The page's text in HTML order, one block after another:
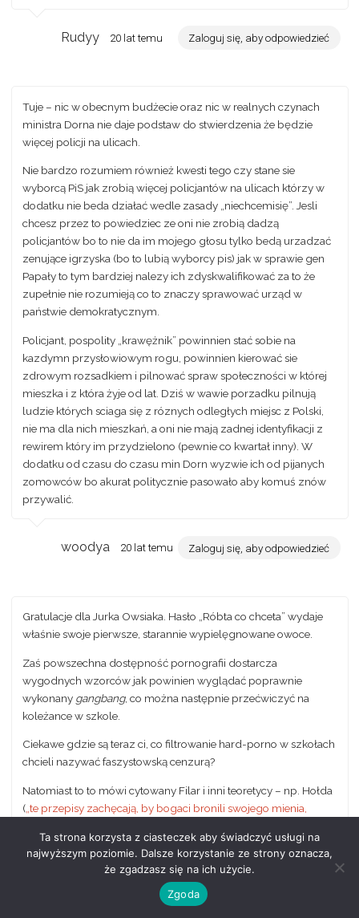
Rudyy 20 lat temu Zaloguj się, aby odpowiedzieć
Tuje – nic w obecnym budżecie oraz nic w realnych czynach
ministra Dorna nie daje podstaw do stwierdzenia że będzie
więcej policji na ulicach.
Nie bardzo rozumiem również kwesti tego czy stane sie
wyborcą PiS jak zrobią więcej policjantów na ulicach którzy w
dodatku nie beda działać wedle zasady „niechcemisię”. Jesli
chcesz przez to powiedziec ze oni nie zrobią dadzą
policjantów bo to nie da im mojego głosu tylko bedą urzadzać
zenujące igrzyska (bo to lubią wyborcy pis) jak w sprawie gen
Papały to tym bardziej nalezy ich zdyskwalifikować za to że
zupełnie nie rozumieją co to znaczy sprawować urząd w
państwie demokratycznym.
Policjant, pospolity „krawężnik” powinnien stać sobie na
kazdymn przysłowiowym rogu, powinnien kierować sie
zdrowym rozsadkiem i pilnować spraw społeczności w której
mieszka i z która żyje od lat. Dziś w wawie porzadku pilnują
ludzie których sciaga się z róznych odległych miejsc z Polski,
nie ma dla nich mieszkań, a oni nie mają zadnej identyfikacji z
rewirem który im przydzielono (pewnie co kwartał inny). W
dodatku od czasu do czasu min Dorn wyzwie ich od pijanych
zomowców bo akurat politycznie pasowało aby komuś znów
przywalić.
woodya 20 lat temu Zaloguj się, aby odpowiedzieć
Gratulacje dla Jurka Owsiaka. Hasło „Róbta co chceta” wydaje
właśnie swoje pierwsze, starannie wypielęgnowane owoce.
Zaś powszechna dostępność pornografii dostarcza
wygodnych wzorców jak powinien wyglądać poprawnie
wykonany gangbang, co można następnie przećwiczyć na
koleżance w szkole.
Ciekawe gdzie są teraz ci, co filtrowanie hard-porno w szkołach
chcieli nazywać faszystowską cenzurą?
Natomiast to to mówi cytowany Filar i inni teoretycy – np. Hołda
( „te przepisy zachęcają, by bogaci bronili swojego mienia,
rzeczywistości spowodowana bujaniem w obłokach
pseudohumanizmu i leseferyzmu społecznego, inny słowy
idei i teoriiza nadrzędne w stosunku do
rzeczywistości (to jest piękne:„Nie jestem dzieckiem i zdaję
Ta strona korzysta z ciasteczek aby świadczyć usługi na
najwyższym poziomie. Dalsze korzystanie ze strony oznacza,
że zgadzasz się na ich użycie.
Zgoda